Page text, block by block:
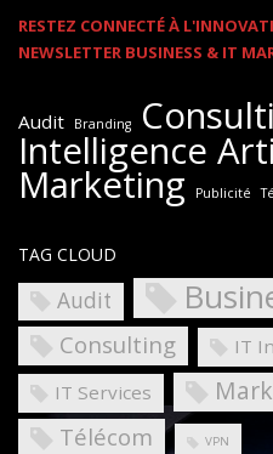
RESTEZ CONNECTÉ À
NEWSLETTER BUSINESS & IT
Audit Branding
Intelligence
Marketing Publicité
TAG CLOUD
Audit
Consulting
IT
IT Services
Télécom VPN